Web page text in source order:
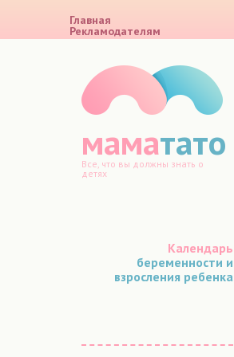
Главная
Рекламодателям
маматато
Все, что вы должны знать о
детях
Календарь
беременности и
взросления ребенка